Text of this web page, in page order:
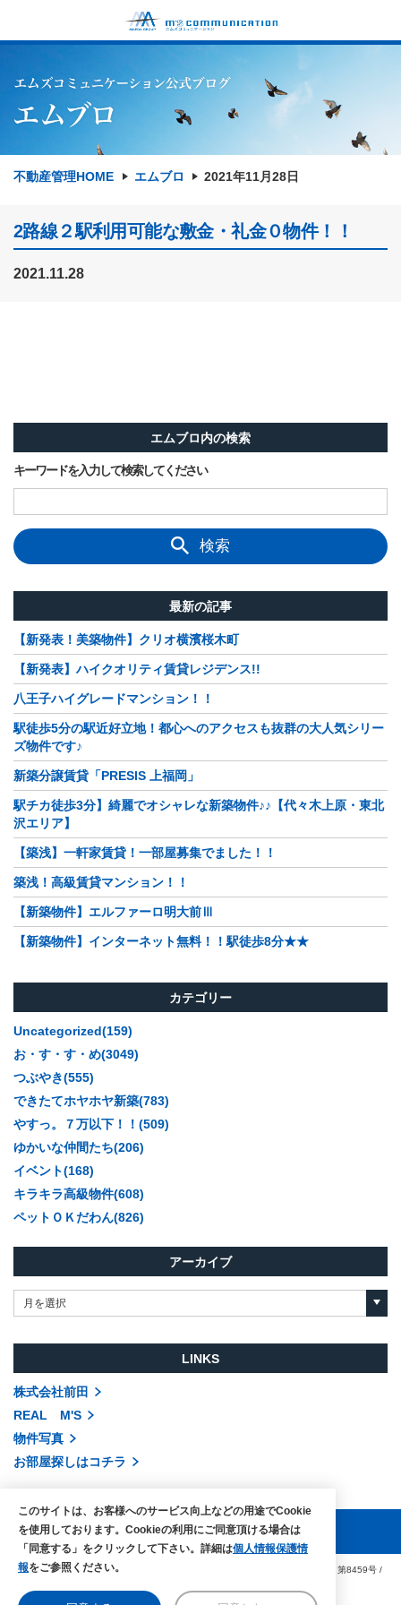
不動産管理HOME エムブロ 2021年11月28日
2路線２駅利用可能な敷金・礼金０物件！！
2021.11.28
エムブロ内の検索
キーワードを入力して検索してください
検索
最新の記事
【新発表！美築物件】クリオ横濱桜木町
【新発表】ハイクオリティ賃貸レジデンス!!
八王子ハイグレードマンション！！
駅徒歩5分の駅近好立地！都心へのアクセスも抜群の大人気シリー
ズ物件です♪
新築分譲賃貸「PRESIS 上福岡」
駅チカ徒歩3分】綺麗でオシャレな新築物件♪♪【代々木上原・東北
沢エリア】
【築浅】一軒家賃貸！一部屋募集でました！！
築浅！高級賃貸マンション！！
【新築物件】エルファーロ明大前Ⅲ
【新築物件】インターネット無料！！駅徒歩8分★★
カテゴリー
Uncategorized(159)
お・す・す・め(3049)
つぶやき(555)
できたてホヤホヤ新築(783)
やすっ。７万以下！！(509)
ゆかいな仲間たち(206)
イベント(168)
キラキラ高級物件(608)
ペットＯＫだわん(826)
アーカイブ
月を選択
LINKS
株式会社前田
REAL M'S
物件写真
お部屋探しはコチラ
COPYRIGHTS © MAEDA co.,ltd. ALL RIGHTS RESERVED. 国土交通大臣（3）第8459号 /
このサイトは、お客様へのサービス向上などの用途でCookie
を使用しております。Cookieの利用にご同意頂ける場合は
「同意する」をクリックして下さい。詳細は個人情報保護情
報をご参照ください。